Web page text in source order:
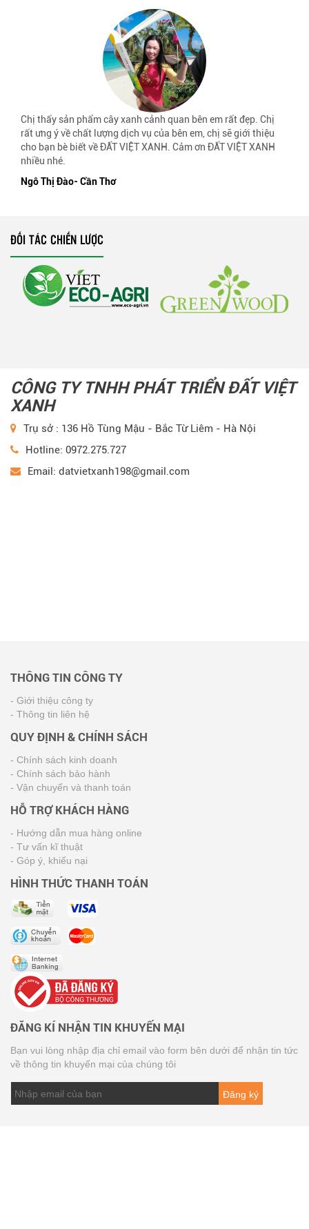
Chị thấy sản phẩm cây xanh cảnh quan bên em rất đẹp. Chị
rất ưng ý về chất lượng dịch vụ của bên em, chị sẽ giới thiệu
cho bạn bè biết về ĐẤT VIỆT XANH. Cảm ơn ĐẤT VIỆT XANH
nhiều nhé.
Ngô Thị Đào- Cần Thơ
ĐỐI TÁC CHIẾN LƯỢC
CÔNG TY TNHH PHÁT TRIỂN ĐẤT VIỆT
XANH
Trụ sở : 136 Hồ Tùng Mậu - Bắc Từ Liêm - Hà Nội
Hotline: 0972.275.727
Email: datvietxanh198@gmail.com
THÔNG TIN CÔNG TY
- Giới thiệu công ty
- Thông tin liên hệ
QUY ĐỊNH & CHÍNH SÁCH
- Chính sách kinh doanh
- Chính sách bảo hành
- Vận chuyển và thanh toán
HỖ TRỢ KHÁCH HÀNG
- Hướng dẫn mua hàng online
- Tư vấn kĩ thuật
- Góp ý, khiếu nại
HÌNH THỨC THANH TOÁN
ĐĂNG KÍ NHẬN TIN KHUYẾN MẠI
Bạn vui lòng nhập địa chỉ email vào form bên dưới để nhận tin tức
về thông tin khuyến mại của chúng tôi
Đăng ký